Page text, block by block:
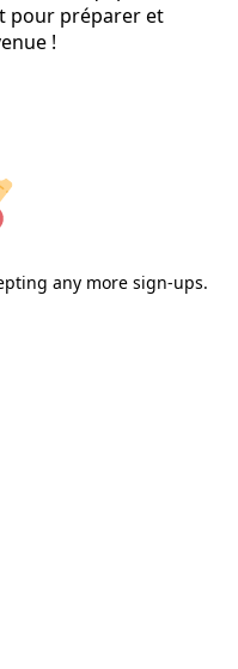
pour préparer et
!
any more sign-ups.